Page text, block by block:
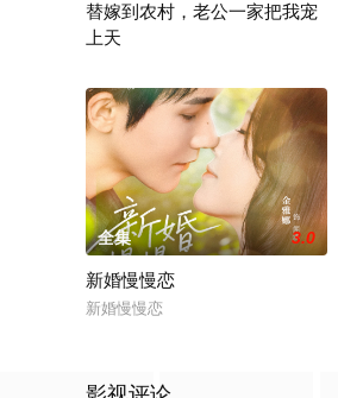
替嫁到农村，老公一家把我宠
上天
全集 3.0
新婚慢慢恋
新婚慢慢恋